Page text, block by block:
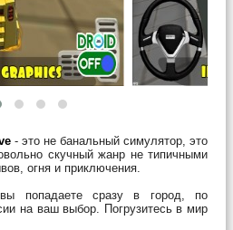
- это не банальный симулятор, это
скучный жанр не типичными
огня и приключения.
попадаете сразу в город, по
на ваш выбор. Погрузитесь в мир